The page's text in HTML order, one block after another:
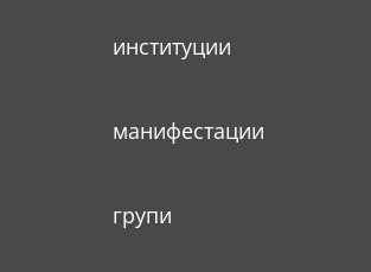
институции
манифестации
групи